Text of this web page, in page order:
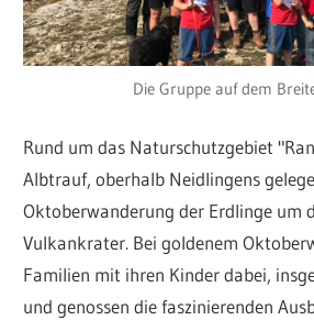
Die Gruppe auf dem
Rund um das Naturschutzgebiet
Albtrauf, oberhalb Neidlingens
Oktoberwanderung der Erdlinge um
Vulkankrater. Bei goldenem
Familien mit ihren Kinder dabei,
und genossen die faszinierenden